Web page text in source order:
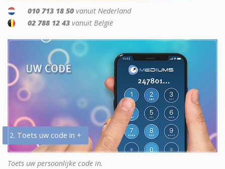
010 713 18 50 vanuit Nederland
02 788 12 43 vanuit België
2. Toets uw code in +
Toets uw persoonlijke code in.